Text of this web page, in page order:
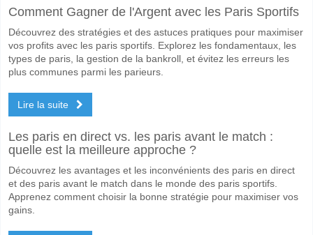
Quel sera le résultat correct attendu entre Zorya
Sur le côté risqué, vous pouvez essayer le Résultat Correct de 0-1
Comment Gagner de l'Argent avec les Paris Sportifs
Découvrez des stratégies et des astuces pratiques pour maximiser
vos profits avec les paris sportifs. Explorez les fondamentaux, les
types de paris, la gestion de la bankroll, et évitez les erreurs les
plus communes parmi les parieurs.
Lire la suite
Les paris en direct vs. les paris avant le match :
quelle est la meilleure approche ?
Découvrez les avantages et les inconvénients des paris en direct
et des paris avant le match dans le monde des paris sportifs.
Apprenez comment choisir la bonne stratégie pour maximiser vos
gains.